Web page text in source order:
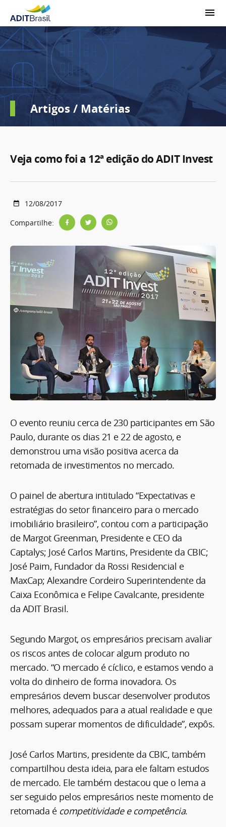
Artigos / Matérias
Veja como foi a 12ª edição do ADIT Invest
12/08/2017
Compartilhe:
O evento reuniu cerca de 230 participantes em São
Paulo, durante os dias 21 e 22 de agosto, e
demonstrou uma visão positiva acerca da
retomada de investimentos no mercado.
O painel de abertura intitulado “Expectativas e
estratégias do setor financeiro para o mercado
imobiliário brasileiro”, contou com a participação
de Margot Greenman, Presidente e CEO da
Captalys; José Carlos Martins, Presidente da CBIC;
José Paim, Fundador da Rossi Residencial e
MaxCap; Alexandre Cordeiro Superintendente da
Caixa Econômica e Felipe Cavalcante, presidente
da ADIT Brasil.
Segundo Margot, os empresários precisam avaliar
os riscos antes de colocar algum produto no
mercado. “O mercado é cíclico, e estamos vendo a
volta do dinheiro de forma inovadora. Os
empresários devem buscar desenvolver produtos
melhores, adequados para a atual realidade e que
possam superar momentos de dificuldade”, expôs.
José Carlos Martins, presidente da CBIC, também
compartilhou desta ideia, para ele faltam estudos
de mercado. Ele também destacou que o lema a
ser seguido pelos empresários neste momento de
retomada é competitividade e competência.